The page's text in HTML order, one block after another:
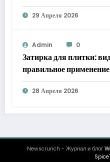
29 Апреля 2026
Admin 0
Затирка для плитки:
правильное применение
28 Апреля 2026
Newscrunch - Журнал и блог